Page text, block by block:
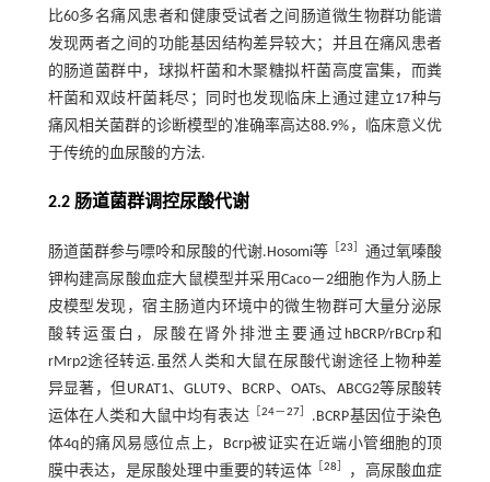
比60多名痛风患者和健康受试者之间肠道微生物群功能谱
发现两者之间的功能基因结构差异较大；并且在痛风患者
的肠道菌群中，球拟杆菌和木聚糖拟杆菌高度富集，而粪
杆菌和双歧杆菌耗尽；同时也发现临床上通过建立17种与
痛风相关菌群的诊断模型的准确率高达88.9%，临床意义优
于传统的血尿酸的方法.
2.2 肠道菌群调控尿酸代谢
肠道菌群参与嘌呤和尿酸的代谢.Hosomi等 ［23 ］通过氧嗪酸
钾构建高尿酸血症大鼠模型并采用Caco－2细胞作为人肠上
皮模型发现，宿主肠道内环境中的微生物群可大量分泌尿
酸转运蛋白，尿酸在肾外排泄主要通过hBCRP/rBCrp和
rMrp2途径转运.虽然人类和大鼠在尿酸代谢途径上物种差
异显著，但URAT1、GLUT9、BCRP、OATs、ABCG2等尿酸转
运体在人类和大鼠中均有表达［24－27
.BCRP基因位于染色
体4q的痛风易感位点上，Bcrp被证实在近端小管细胞的顶
膜中表达，是尿酸处理中重要的转运体［28
，高尿酸血症